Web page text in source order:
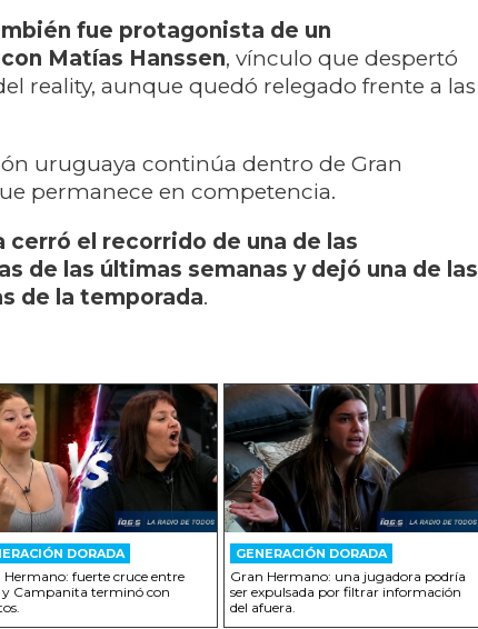
fue protagonista de un
Matías Hanssen, vínculo que despertó
reality, aunque quedó relegado frente a las
uruguaya continúa dentro de Gran
permanece en competencia.
cerró el recorrido de una de las
de las últimas semanas y dejó una de las
de la temporada.
DORADA
Hermano: fuerte cruce entre
y Campanita terminó con
GENERACIÓN DORADA
Gran Hermano: una jugadora podría
ser expulsada por filtrar información
del afuera.